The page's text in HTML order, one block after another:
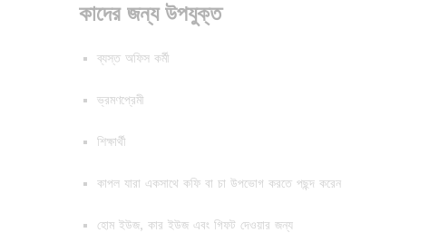
কাদের জন্য উপযুক্ত
ব্যস্ত অফিস কর্মী
ভ্রমণপ্রেমী
শিক্ষার্থী
কাপল যারা একসাথে কফি বা চা উপভোগ করতে পছন্দ করেন
হোম ইউজ, কার ইউজ এবং গিফট দেওয়ার জন্য